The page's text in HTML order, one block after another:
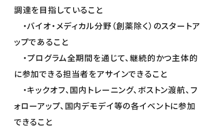
調達を目指していること
・バイオ・メディカル分野（創薬除く）のスタートア
ップであること
・プログラム全期間を通じて、継続的かつ主体的
に参加できる担当者をアサインできること
・キックオフ、国内トレーニング、ボストン渡航、フ
ォローアップ、国内デモデイ等の各イベントに参加
できること